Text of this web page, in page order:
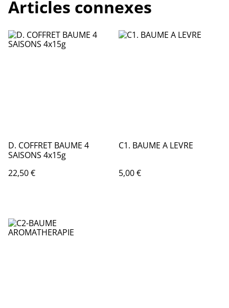
Articles connexes
D. COFFRET BAUME 4
SAISONS 4x15g
22,50 €
C1. BAUME A LEVRE
5,00 €